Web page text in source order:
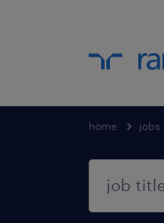
home jobs